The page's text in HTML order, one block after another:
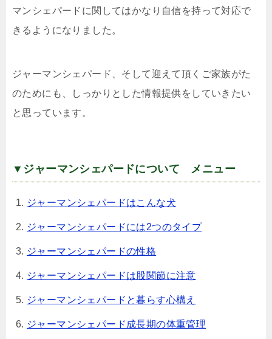
マンシェパードに関してはかなり自信を持って対応で
きるようになりました。
ジャーマンシェパード、そして迎えて頂くご家族がた
のためにも、しっかりとした情報提供をしていきたい
と思っています。
▼ジャーマンシェパードについて メニュー
ジャーマンシェパードはこんな犬
ジャーマンシェパードには2つのタイプ
ジャーマンシェパードの性格
ジャーマンシェパードは股関節に注意
ジャーマンシェパードと暮らす心構え
ジャーマンシェパード成長期の体重管理